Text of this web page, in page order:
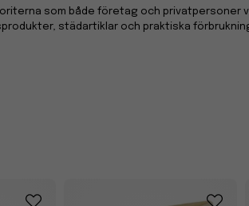
som både företag och privatpersoner
städartiklar och praktiska
mest, så du hittar alltid aktuella och